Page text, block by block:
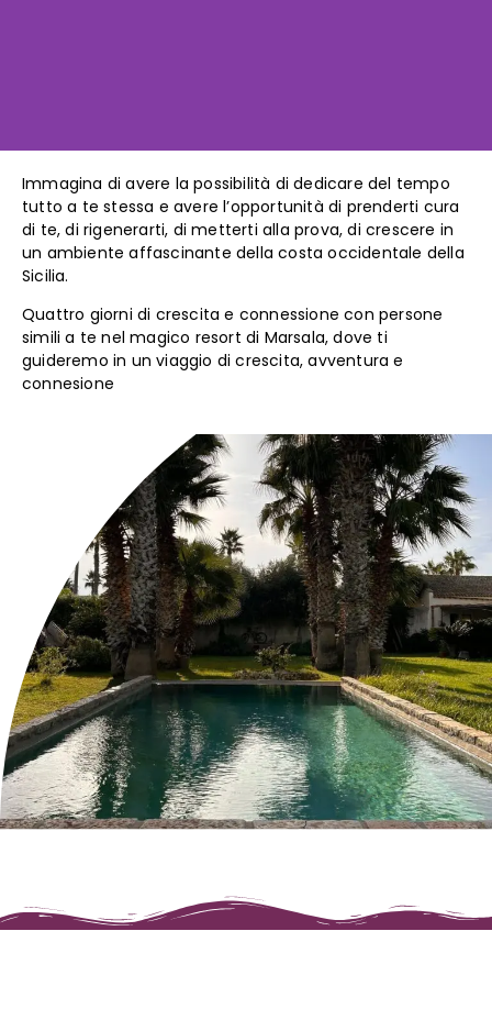
Immagina di avere la possibilità di dedicare del tempo
tutto a te stessa e avere l’opportunità di prenderti cura
di te, di rigenerarti, di metterti alla prova, di crescere in
un ambiente affascinante della costa occidentale della
Sicilia.
Quattro giorni di crescita e connessione con persone
simili a te nel magico resort di Marsala, dove ti
guideremo in un viaggio di crescita, avventura e
connesione